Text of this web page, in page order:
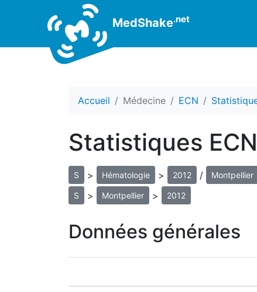
MedShake.net
Accueil Médecine ECN
Statistiques
S > Hématologie > 2012 / Montpellier
S > Montpellier > 2012
Données générales